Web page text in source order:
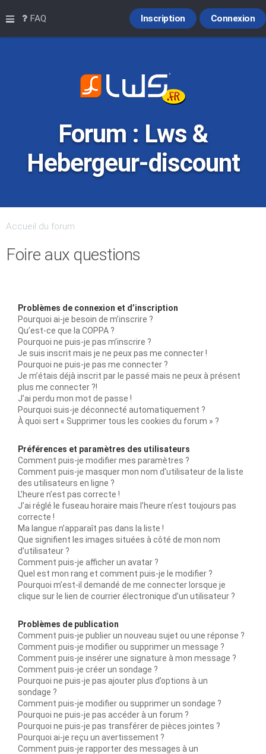
Raccourcis
FAQ Connexion
Inscription
Forum : Lws &
Hebergeur-discount
Accueil du forum
Foire aux questions
Problèmes de connexion et d’inscription
Pourquoi ai-je besoin de m’inscrire ?
Qu’est-ce que la COPPA ?
Pourquoi ne puis-je pas m’inscrire ?
Je suis inscrit mais je ne peux pas me connecter !
Pourquoi ne puis-je pas me connecter ?
Je m’étais déjà inscrit par le passé mais ne peux à présent
plus me connecter ?!
J’ai perdu mon mot de passe !
Pourquoi suis-je déconnecté automatiquement ?
À quoi sert « Supprimer tous les cookies du forum » ?
Préférences et paramètres des utilisateurs
Comment puis-je modifier mes paramètres ?
Comment puis-je masquer mon nom d’utilisateur de la liste
des utilisateurs en ligne ?
L’heure n’est pas correcte !
J’ai réglé le fuseau horaire mais l’heure n’est toujours pas
correcte !
Ma langue n’apparaît pas dans la liste !
Que signifient les images situées à côté de mon nom
d’utilisateur ?
Comment puis-je afficher un avatar ?
Quel est mon rang et comment puis-je le modifier ?
Pourquoi m’est-il demandé de me connecter lorsque je
clique sur le lien de courrier électronique d’un utilisateur ?
Problèmes de publication
Comment puis-je publier un nouveau sujet ou une réponse ?
Comment puis-je modifier ou supprimer un message ?
Comment puis-je insérer une signature à mon message ?
Comment puis-je créer un sondage ?
Pourquoi ne puis-je pas ajouter plus d’options à un
sondage ?
Comment puis-je modifier ou supprimer un sondage ?
Pourquoi ne puis-je pas accéder à un forum ?
Pourquoi ne puis-je pas transférer de pièces jointes ?
Pourquoi ai-je reçu un avertissement ?
Comment puis-je rapporter des messages à un